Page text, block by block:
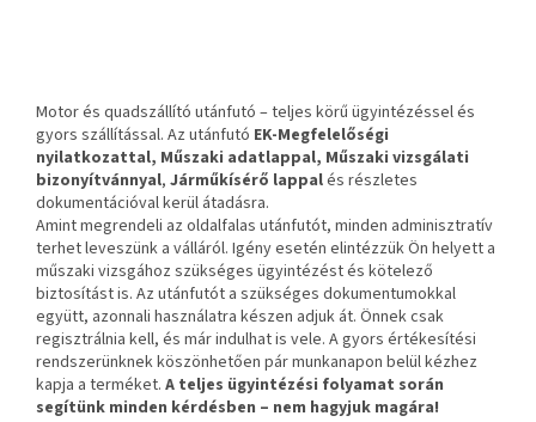
Motor és quadszállító utánfutó – teljes körű ügyintézéssel és
gyors szállítással. Az utánfutó EK-Megfelelőségi
nyilatkozattal, Műszaki adatlappal, Műszaki vizsgálati
bizonyítvánnyal, Járműkísérő lappalés részletes
dokumentációval kerül átadásra.
Amint megrendeli az oldalfalas utánfutót, minden adminisztratív
terhet leveszünk a válláról. Igény esetén elintézzük Ön helyett a
műszaki vizsgához szükséges ügyintézést és kötelező
biztosítást is. Az utánfutót a szükséges dokumentumokkal
együtt, azonnali használatra készen adjuk át. Önnek csak
regisztrálnia kell, és már indulhat is vele. A gyors értékesítési
rendszerünknek köszönhetően pár munkanapon belül kézhez
kapja a terméket. A teljes ügyintézési folyamat során
segítünk minden kérdésben – nem hagyjuk magára!